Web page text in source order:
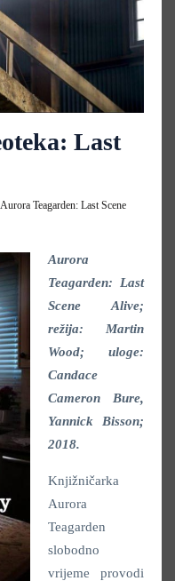
Last
Aurora Teagarden: Last Scene
Aurora
Teagarden: Last
Scene Alive;
režija: Martin
Wood; uloge:
Candace
Cameron Bure,
Yannick Bisson;
2018.
Knjižničarka
Aurora
Teagarden
slobodno
vrijeme provodi